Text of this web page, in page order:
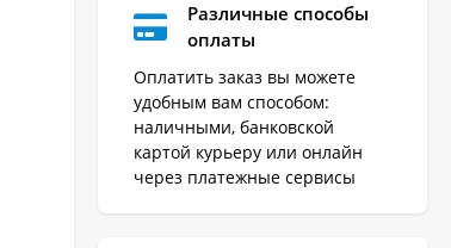
Различные способы
оплаты
Оплатить заказ вы можете
удобным вам способом:
наличными, банковской
картой курьеру или онлайн
через платежные сервисы